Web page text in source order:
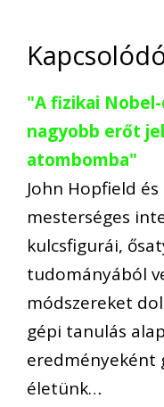
"A fizikai
nagyobb erőt
atombomba"
John Hopfield
mesterséges
kulcsfigurái,
tudományából
módszereket
gépi tanulás
eredményeként
életünk…